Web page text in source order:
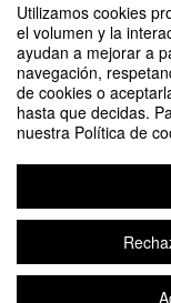
Utilizamos cookies
el volumen y la
ayudan a mejorar a
navegación,
de cookies o
hasta que decidas.
nuestra Política de
Difunde tu evento
Seminario presencial:
el desarrollo regional